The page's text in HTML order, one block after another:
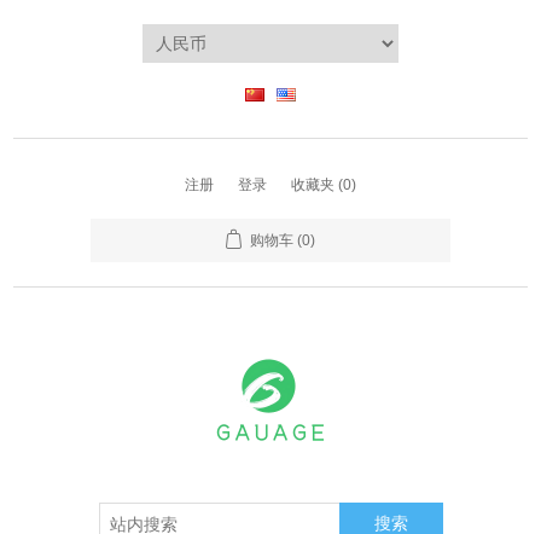
注册 登录 收藏夹 (0)
购物车 (0)
搜索